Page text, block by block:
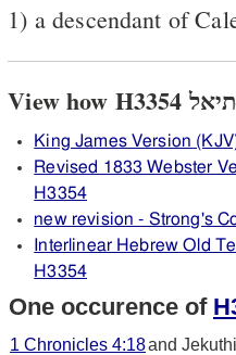
1) a descendant of
King James Version
Revised 1833 Webster
H3354
new revision - Strong's
Interlinear Hebrew Old
H3354
One occurence of
1 Chronicles 4:18and